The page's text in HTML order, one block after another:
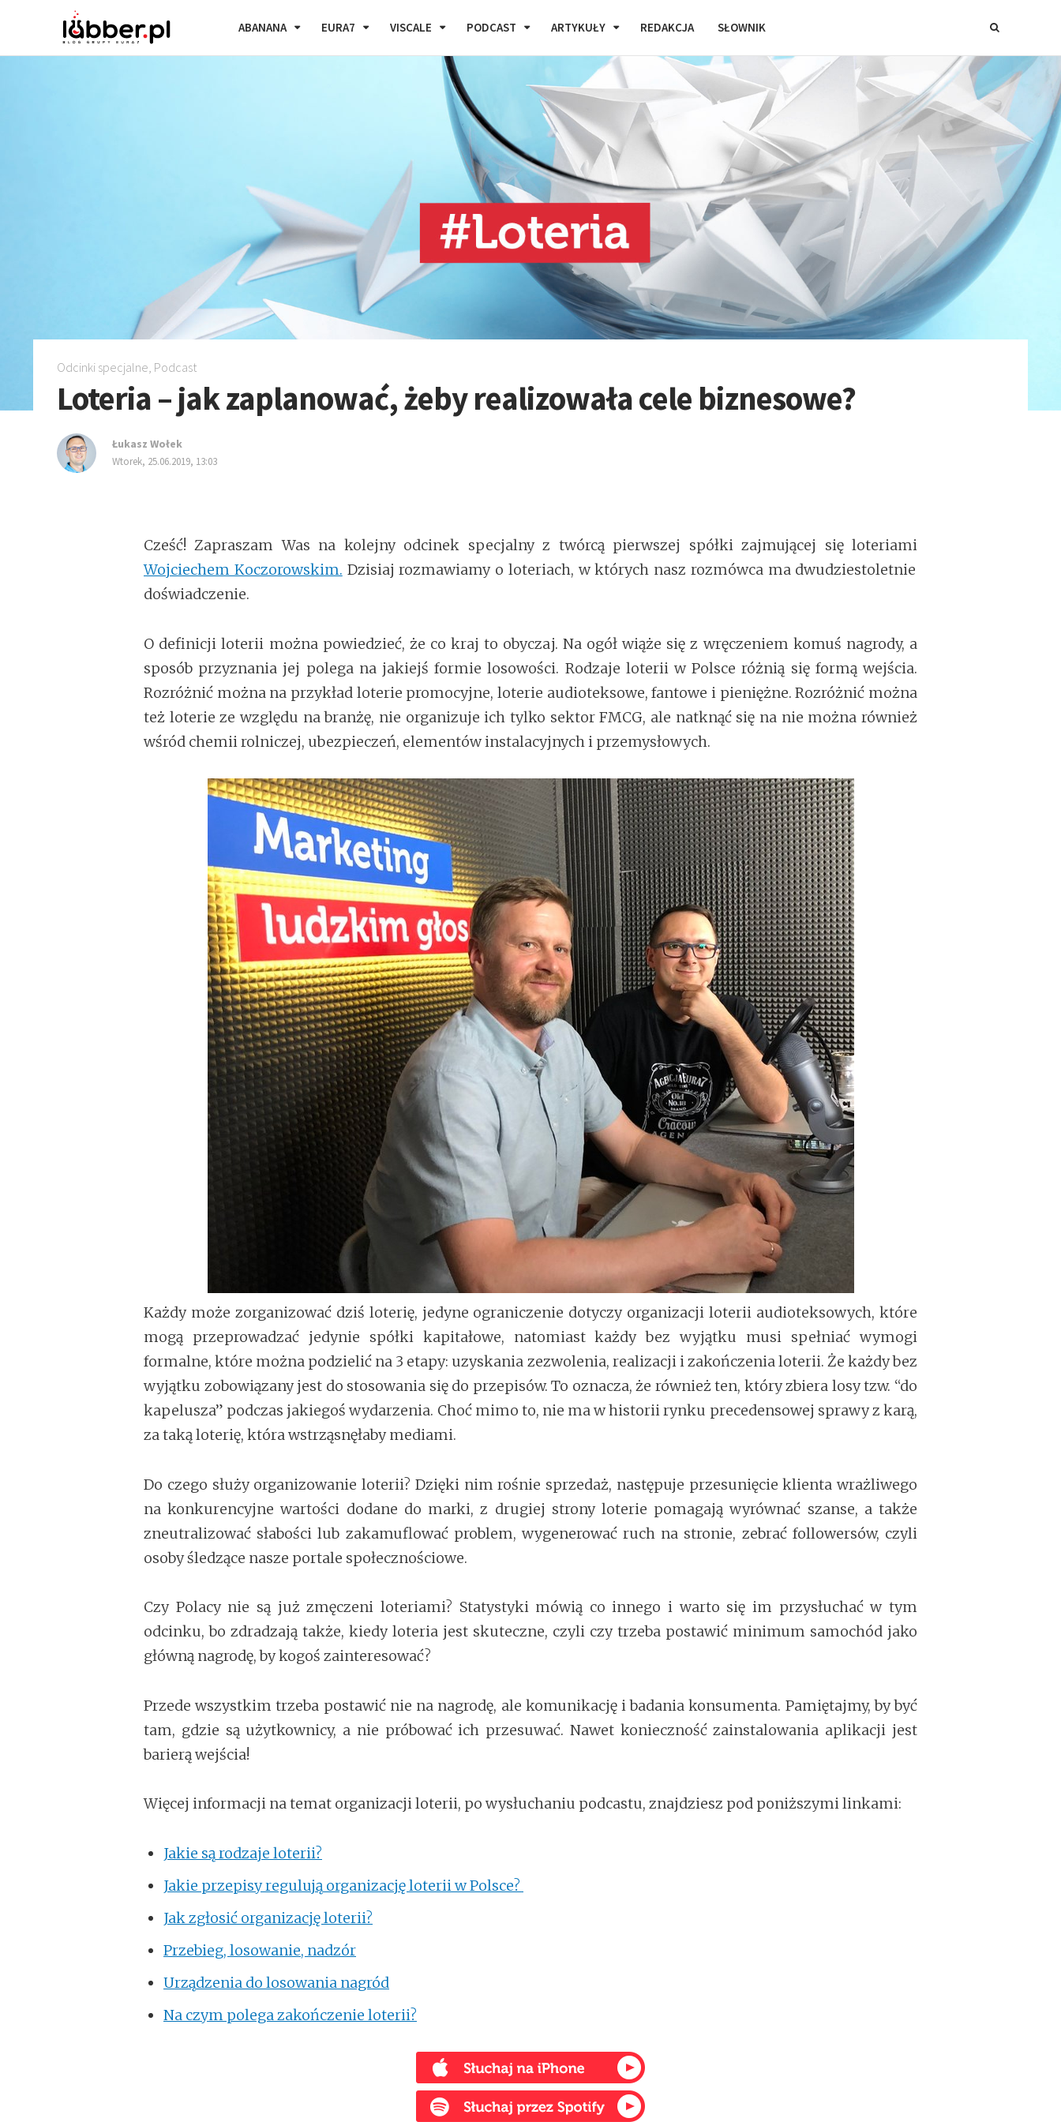
ABANANA EURA7 VISCALE PODCAST ARTYKUŁY REDAKCJA SŁOWNIK
Odcinki specjalne, Podcast
Loteria – jak zaplanować, żeby realizowała cele biznesowe?
Łukasz Wołek
wtorek, 25.06.2019, 13:03
Cześć! Zapraszam Was na kolejny odcinek specjalny z twórcą pierwszej spółki zajmującej się loteriami
Wojciechem Koczorowskim. Dzisiaj rozmawiamy o loteriach, w których nasz rozmówca ma dwudziestoletnie
doświadczenie.
O definicji loterii można powiedzieć, że co kraj to obyczaj. Na ogół wiąże się z wręczeniem komuś nagrody, a
sposób przyznania jej polega na jakiejś formie losowości. Rodzaje loterii w Polsce różnią się formą wejścia.
Rozróżnić można na przykład loterie promocyjne, loterie audioteksowe, fantowe i pieniężne. Rozróżnić można
też loterie ze względu na branżę, nie organizuje ich tylko sektor FMCG, ale natknąć się na nie można również
wśród chemii rolniczej, ubezpieczeń, elementów instalacyjnych i przemysłowych.
Każdy może zorganizować dziś loterię, jedyne ograniczenie dotyczy organizacji loterii audioteksowych, które
mogą przeprowadzać jedynie spółki kapitałowe, natomiast każdy bez wyjątku musi spełniać wymogi
formalne, które można podzielić na 3 etapy: uzyskania zezwolenia, realizacji i zakończenia loterii. Że każdy bez
wyjątku zobowiązany jest do stosowania się do przepisów. To oznacza, że również ten, który zbiera losy tzw. “do
kapelusza” podczas jakiegoś wydarzenia. Choć mimo to, nie ma w historii rynku precedensowej sprawy z karą,
za taką loterię, która wstrząsnęłaby mediami.
Do czego służy organizowanie loterii? Dzięki nim rośnie sprzedaż, następuje przesunięcie klienta wrażliwego
na konkurencyjne wartości dodane do marki, z drugiej strony loterie pomagają wyrównać szanse, a także
zneutralizować słabości lub zakamuflować problem, wygenerować ruch na stronie, zebrać followersów, czyli
osoby śledzące nasze portale społecznościowe.
Czy Polacy nie są już zmęczeni loteriami? Statystyki mówią co innego i warto się im przysłuchać w tym
odcinku, bo zdradzają także, kiedy loteria jest skuteczne, czyli czy trzeba postawić minimum samochód jako
główną nagrodę, by kogoś zainteresować?
Przede wszystkim trzeba postawić nie na nagrodę, ale komunikację i badania konsumenta. Pamiętajmy, by być
tam, gdzie są użytkownicy, a nie próbować ich przesuwać. Nawet konieczność zainstalowania aplikacji jest
barierą wejścia!
Więcej informacji na temat organizacji loterii, po wysłuchaniu podcastu, znajdziesz pod poniższymi linkami:
Jakie są rodzaje loterii?
Jakie przepisy regulują organizację loterii w Polsce?
Jak zgłosić organizację loterii?
Przebieg, losowanie, nadzór
Urządzenia do losowania nagród
Na czym polega zakończenie loterii?